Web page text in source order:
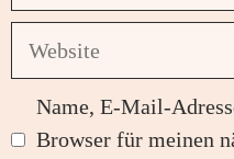
Website
Name, E-Mail-
Browser für meinen